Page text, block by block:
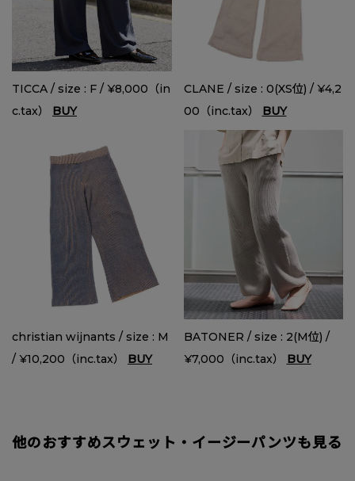
TICCA / size : F / ¥8,000（in
c.tax） BUY
CLANE / size : 0(XS位) / ¥4,2
00（inc.tax） BUY
christian wijnants / size : M
/ ¥10,200（inc.tax）
BUY
BATONER / size : 2(M位) /
¥7,000（inc.tax）
BUY
他のおすすめスウェット・イージーパンツも見る